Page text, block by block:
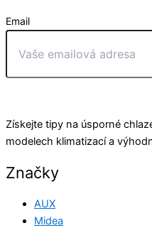
Email
Získejte tipy na úsporné
modelech klimatizací a
Značky
AUX
Midea